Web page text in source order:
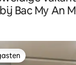
Bac My An
gasten